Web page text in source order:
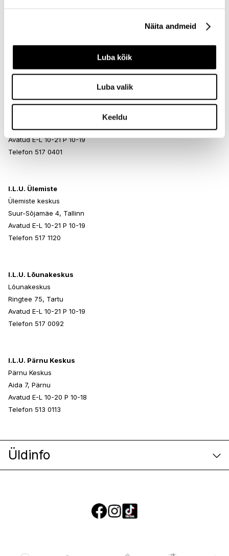
Näita andmeid
Luba kõik
Luba valik
Keeldu
I.L.U. Rocca al Mare
Rocca al Mare Kaubanduskeskus
Paldiski mnt 102, Tallinn
Avatud E-L 10-21 P 10-19
Telefon 517 0401
I.L.U. Ülemiste
Ülemiste keskus
Suur-Sõjamäe 4, Tallinn
Avatud E-L 10-21 P 10-19
Telefon 517 1120
I.L.U. Lõunakeskus
Lõunakeskus
Ringtee 75, Tartu
Avatud E-L 10-21 P 10-19
Telefon 517 0092
I.L.U. Pärnu Keskus
Pärnu Keskus
Aida 7, Pärnu
Avatud E-L 10-20 P 10-18
Telefon 513 0113
Üldinfo